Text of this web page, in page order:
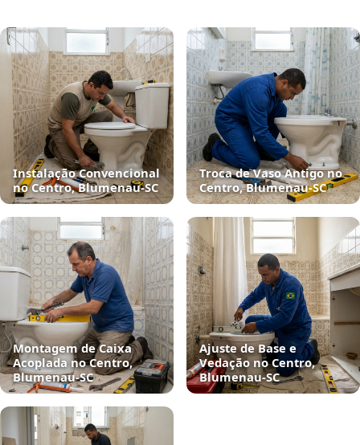
Instalação Convencional
no Centro, Blumenau‑SC
Troca de Vaso Antigo no
Centro, Blumenau‑SC
Montagem de Caixa
Acoplada no Centro,
Blumenau‑SC
Ajuste de Base e
Vedação no Centro,
Blumenau‑SC